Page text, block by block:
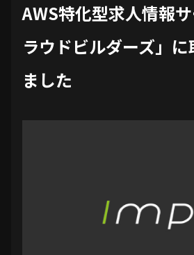
AWS特化型求人情報
ラウドビルダーズ」
ました